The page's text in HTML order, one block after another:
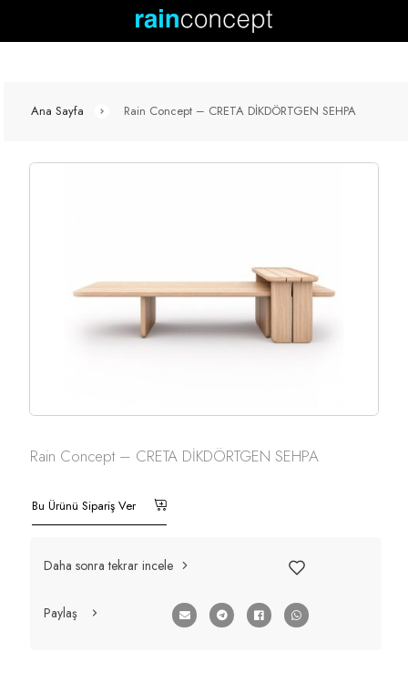
Ana Sayfa Rain Concept – CRETA DİKDÖRTGEN SEHPA
Rain Concept – CRETA DİKDÖRTGEN SEHPA
Bu Ürünü Sipariş Ver
Daha sonra tekrar incele
Paylaş